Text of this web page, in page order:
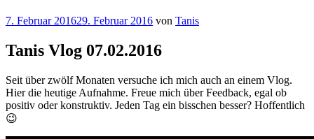
Veröffentlicht
7. Februar 201629. Februar 2016 von Tanis
Tanis Vlog 07.02.2016
Seit über zwölf Monaten versuche ich mich auch an einem Vlog.
Hier die heutige Aufnahme. Freue mich über Feedback, egal ob
positiv oder konstruktiv. Jeden Tag ein bisschen besser? Hoffentlich
😉